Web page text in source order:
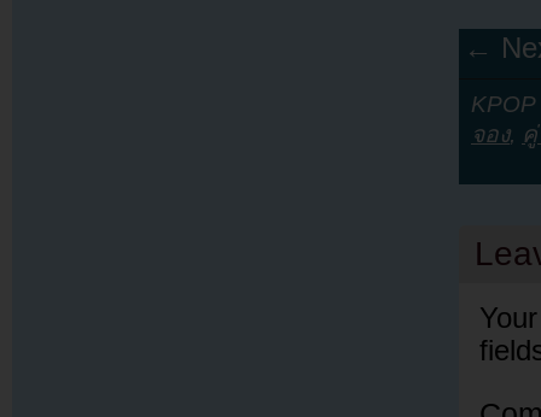
←
จอง,